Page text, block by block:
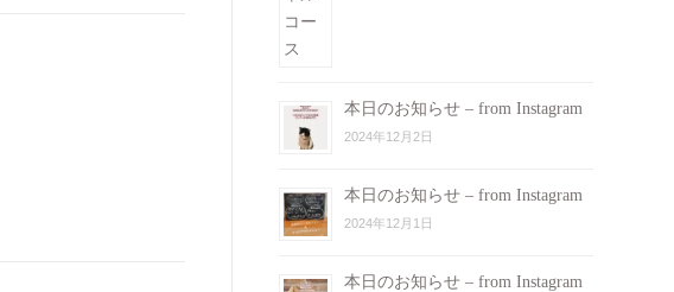
本日のお知らせ – from Instagram
2024年12月2日
本日のお知らせ – from Instagram
2024年12月1日
本日のお知らせ – from Instagram